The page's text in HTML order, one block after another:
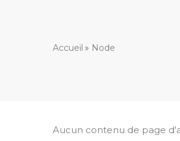
Fil
Accueil Node
Aucun contenu de page